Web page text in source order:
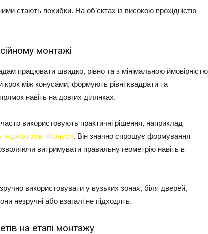
стають похибки. На об’єктах із високою прохідністю
монтажі
працювати швидко, рівно та з мінімальною ймовірністю
між конусами, формують рівні квадрати та
навіть на довгих ділянках.
використовують практичні рішення, наприклад
«Конус». Він значно спрощує формування
витримувати правильну геометрію навіть в
використовувати у вузьких зонах, біля дверей,
незручні або взагалі не підходять.
на етапі монтажу